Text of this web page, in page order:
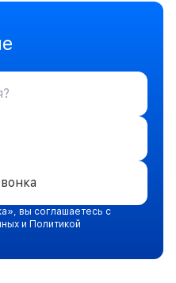
вы соглашаетесь с
и Политикой